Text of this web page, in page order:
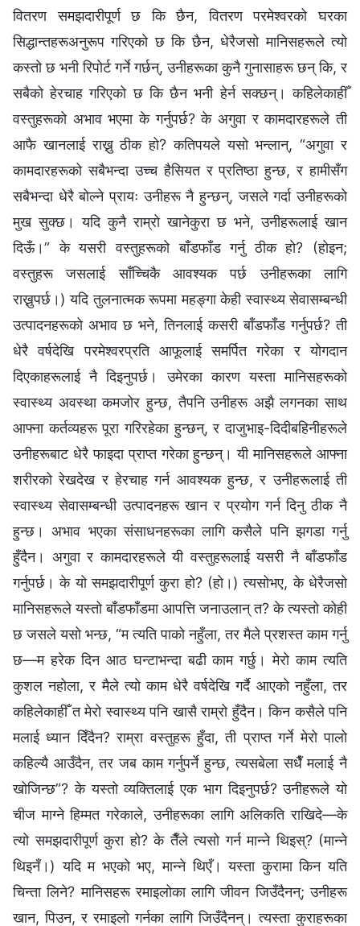
वितरण समझदारीपूर्ण छ कि छैन, वितरण परमेश्‍वरको घरका
सिद्धान्तहरूअनुरूप गरिएको छ कि छैन, धेरैजसो मानिसहरूले त्यो
कस्तो छ भनी रिपोर्ट गर्ने गर्छन्, उनीहरूका कुनै गुनासाहरू छन् कि, र
सबैको हेरचाह गरिएको छ कि छैन भनी हेर्न सक्छन्। कहिलेकाहीँ
वस्तुहरूको अभाव भएमा के गर्नुपर्छ? के अगुवा र कामदारहरूले ती
आफै खानलाई राख्नु ठीक हो? कतिपयले यसो भन्लान्, “अगुवा र
कामदारहरूको सबैभन्दा उच्च हैसियत र प्रतिष्ठा हुन्छ, र हामीसँग
सबैभन्दा धेरै बोल्ने प्रायः उनीहरू नै हुन्छन्, जसले गर्दा उनीहरूको
मुख सुक्छ। यदि कुनै राम्रो खानेकुरा छ भने, उनीहरूलाई खान
दिऊँ।” के यसरी वस्तुहरूको बाँडफाँड गर्नु ठीक हो? (होइन;
वस्तुहरू जसलाई साँच्चिकै आवश्यक पर्छ उनीहरूका लागि
राख्नुपर्छ।) यदि तुलनात्मक रूपमा महङ्गा केही स्वास्थ्य सेवासम्बन्धी
उत्पादनहरूको अभाव छ भने, तिनलाई कसरी बाँडफाँड गर्नुपर्छ? ती
धेरै वर्षदेखि परमेश्‍वरप्रति आफूलाई समर्पित गरेका र योगदान
दिएकाहरूलाई नै दिइनुपर्छ। उमेरका कारण यस्ता मानिसहरूको
स्वास्थ्य अवस्था कमजोर हुन्छ, तैपनि उनीहरू अझै लगनका साथ
आफ्ना कर्तव्यहरू पूरा गरिरहेका हुन्छन्, र दाजुभाइ-दिदीबहिनीहरूले
उनीहरूबाट धेरै फाइदा प्राप्त गरेका हुन्छन्। यी मानिसहरूले आफ्ना
शरीरको रेखदेख र हेरचाह गर्न आवश्यक हुन्छ, र उनीहरूलाई ती
स्वास्थ्य सेवासम्बन्धी उत्पादनहरू खान र प्रयोग गर्न दिनु ठीक नै
हुन्छ। अभाव भएका संसाधनहरूका लागि कसैले पनि झगडा गर्नु
हुँदैन। अगुवा र कामदारहरूले यी वस्तुहरूलाई यसरी नै बाँडफाँड
गर्नुपर्छ। के यो समझदारीपूर्ण कुरा हो? (हो।) त्यसोभए, के धेरैजसो
मानिसहरूले यस्तो बाँडफाँडमा आपत्ति जनाउलान् त? के त्यस्तो कोही
छ जसले यसो भन्छ, “म त्यति पाको नहुँला, तर मैले प्रशस्त काम गर्नु
छ—म हरेक दिन आठ घन्टाभन्दा बढी काम गर्छु। मेरो काम त्यति
कुशल नहोला, र मैले त्यो काम धेरै वर्षदेखि गर्दै आएको नहुँला, तर
कहिलेकाहीँ त मेरो स्वास्थ्य पनि खासै राम्रो हुँदैन। किन कसैले पनि
मलाई ध्यान दिँदैन? राम्रा वस्तुहरू हुँदा, ती प्राप्त गर्ने मेरो पालो
कहिल्यै आउँदैन, तर जब काम गर्नुपर्ने हुन्छ, त्यसबेला सधैँ मलाई नै
खोजिन्छ”? के यस्तो व्यक्तिलाई एक भाग दिइनुपर्छ? उनीहरूले यो
चीज माग्ने हिम्मत गरेकाले, उनीहरूका लागि अलिकति राखिदे—के
त्यो समझदारीपूर्ण कुरा हो? के तैँले त्यसो गर्न मान्‍ने थिइस्? (मान्‍ने
थिइनँ।) यदि म भएको भए, मान्‍ने थिएँ। यस्ता कुरामा किन यति
चिन्ता लिने? मानिसहरू रमाइलोका लागि जीवन जिउँदैनन्; उनीहरू
खान, पिउन, र रमाइलो गर्नका लागि जिउँदैनन्। त्यस्ता कुराहरूका